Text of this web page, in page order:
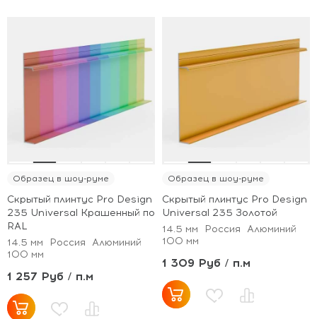
Образец в шоу-руме
Скрытый плинтус Pro Design
235 Universal Крашенный по
RAL
14.5 мм
Россия Алюминий
100 мм
1 257 Руб / п.м
Образец в шоу-руме
Скрытый плинтус Pro Design
Universal 235 Золотой
14.5 мм
Россия Алюминий
100 мм
1 309 Руб / п.м